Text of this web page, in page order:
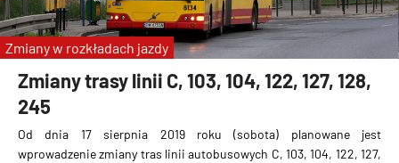
Zmiany trasy linii C, 103, 104, 122, 127, 128,
245
Od dnia 17 sierpnia 2019 roku (sobota) planowane jest
wprowadzenie zmiany tras linii autobusowych C, 103, 104, 122, 127,
Zmiany w rozkładach jazdy